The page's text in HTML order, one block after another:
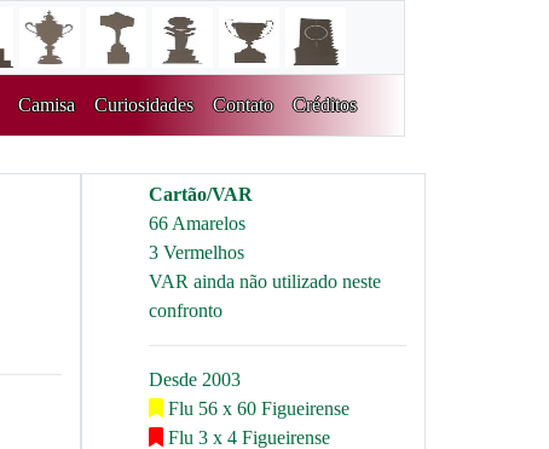
Camisa Curiosidades Contato Créditos
Cartão/VAR
66 Amarelos
3 Vermelhos
VAR ainda não utilizado neste
confronto
Desde 2003
Flu 56 x 60 Figueirense
Flu 3 x 4 Figueirense